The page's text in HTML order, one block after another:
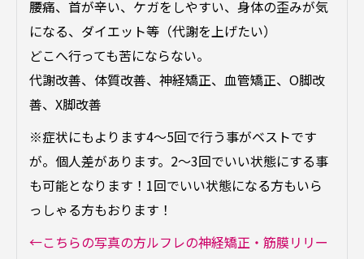
腰痛、首が辛い、ケガをしやすい、身体の歪みが気
になる、ダイエット等（代謝を上げたい）
どこへ行っても苦にならない。
代謝改善、体質改善、神経矯正、血管矯正、O脚改
善、X脚改善
※症状にもよります4～5回で行う事がベストです
が。個人差があります。2～3回でいい状態にする事
も可能となります！1回でいい状態になる方もいら
っしゃる方もおります！
←こちらの写真の方ルフレの神経矯正・筋膜リリー